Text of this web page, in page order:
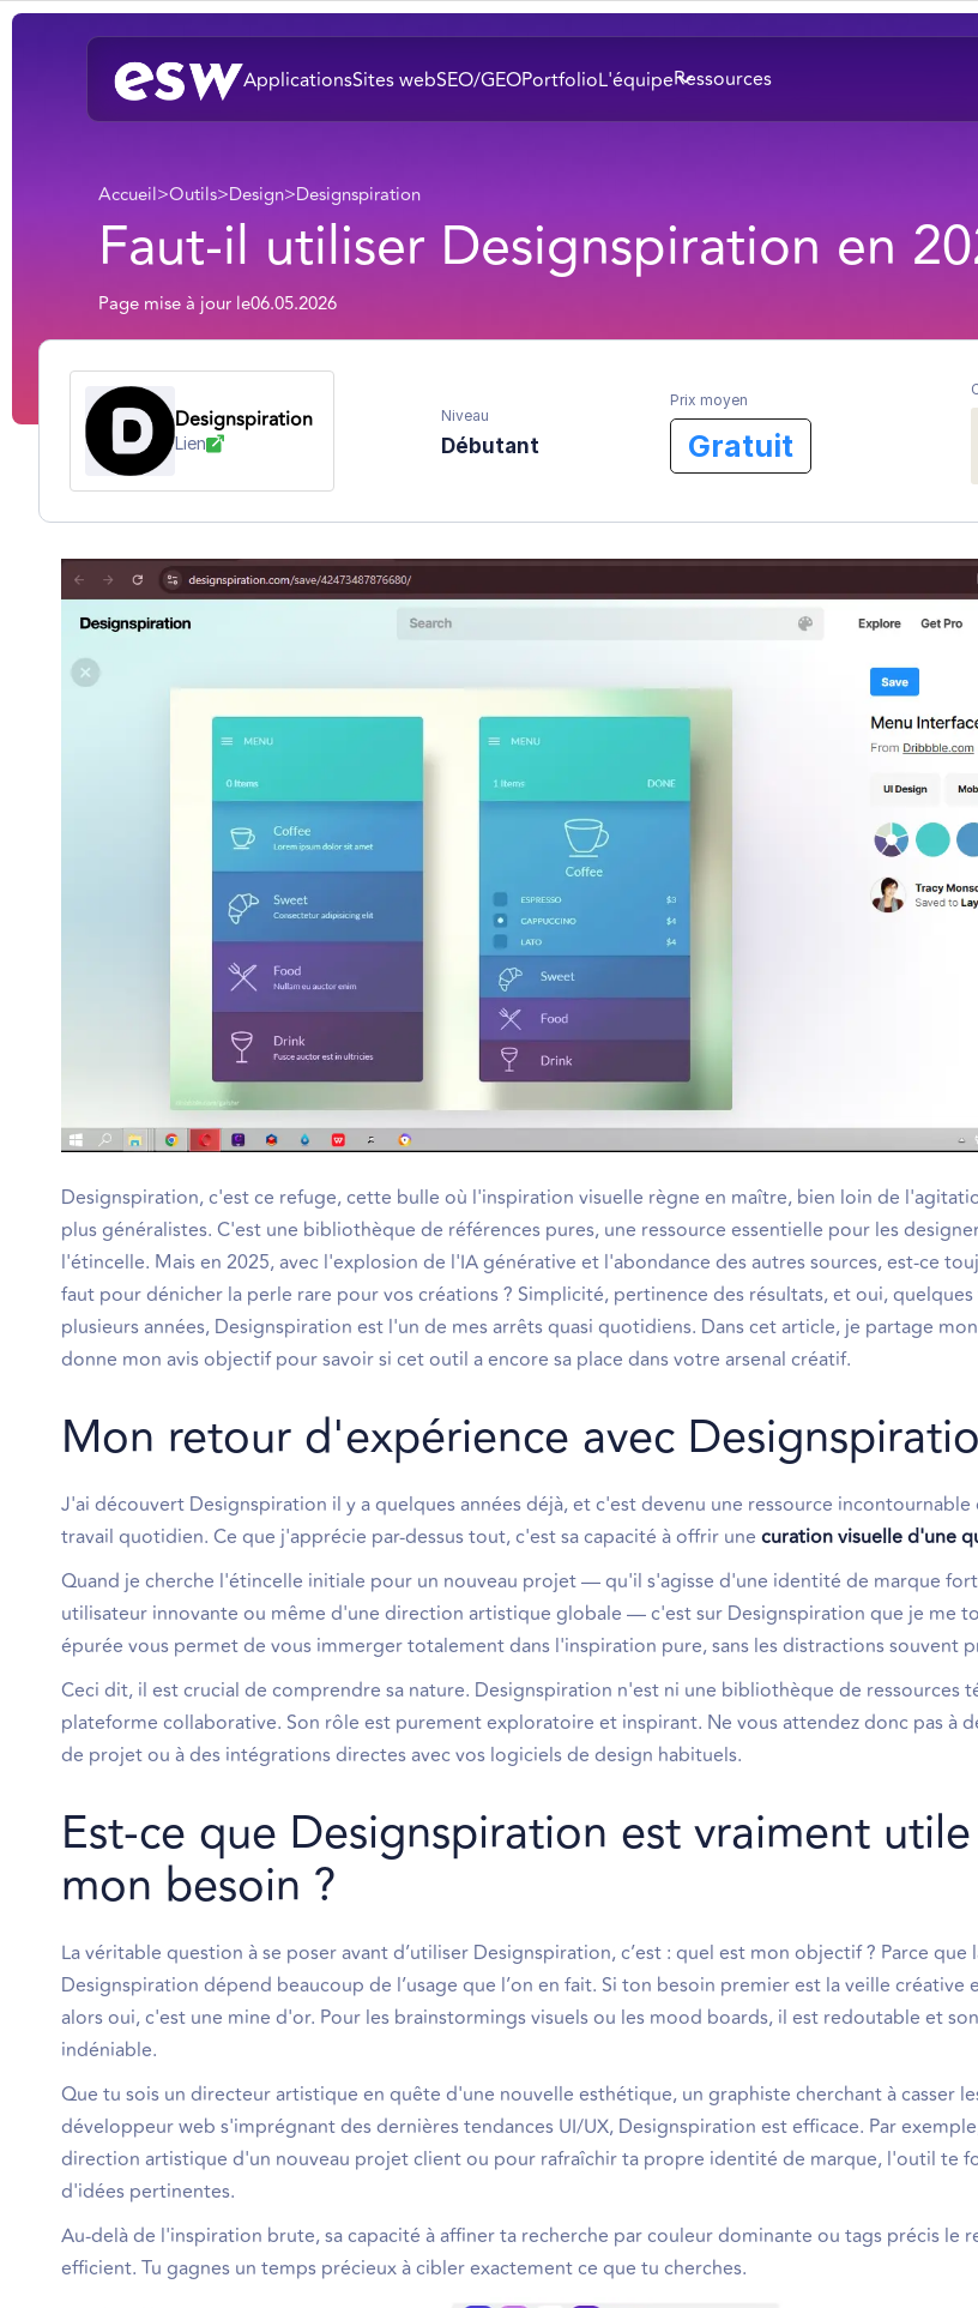
ApplicationsSites webSEO/GEOPortfolioL'équipeRessources
Accueil>Outils>Design>Designspiration
Faut-il utiliser Designspiration en
Page mise à jour le06.05.2026
Designspiration
Lien
Niveau
Débutant
Prix moyen
Gratuit
Designspiration, c'est ce refuge, cette bulle où l'inspiration visuelle règne en maître, bien loin de
plus généralistes. C'est une bibliothèque de références pures, une ressource essentielle pour les
l'étincelle. Mais en 2025, avec l'explosion de l'IA générative et l'abondance des autres sources, est-ce
faut pour dénicher la perle rare pour vos créations ? Simplicité, pertinence des résultats, et oui,
plusieurs années, Designspiration est l'un de mes arrêts quasi quotidiens. Dans cet article, je partage
donne mon avis objectif pour savoir si cet outil a encore sa place dans votre arsenal créatif.
Mon retour d'expérience avec
J'ai découvert Designspiration il y a quelques années déjà, et c'est devenu une ressource incontournable
travail quotidien. Ce que j'apprécie par-dessus tout, c'est sa capacité à offrir unecuration visuelle d'une
Quand je cherche l'étincelle initiale pour un nouveau projet — qu'il s'agisse d'une identité de marque
utilisateur innovante ou même d'une direction artistique globale — c'est sur Designspiration que je me
épurée vous permet de vous immerger totalement dans l'inspiration pure, sans les distractions souvent
Ceci dit, il est crucial de comprendre sa nature. Designspiration n'est ni une bibliothèque de ressources
plateforme collaborative. Son rôle est purement exploratoire et inspirant. Ne vous attendez donc pas à
de projet ou à des intégrations directes avec vos logiciels de design habituels.
Est-ce que Designspiration est vraiment
mon besoin ?
La véritable question à se poser avant d’utiliser Designspiration, c’est : quel est mon objectif ? Parce que
Designspiration dépend beaucoup de l’usage que l’on en fait. Si ton besoin premier est la veille
alors oui, c'est une mine d'or. Pour les brainstormings visuels ou les mood boards, il est redoutable et
indéniable.
Que tu sois un directeur artistique en quête d'une nouvelle esthétique, un graphiste cherchant à casser
développeur web s'imprégnant des dernières tendances UI/UX, Designspiration est efficace. Par
direction artistique d'un nouveau projet client ou pour rafraîchir ta propre identité de marque, l'outil te
d'idées pertinentes.
Au-delà de l'inspiration brute, sa capacité à affiner ta recherche par couleur dominante ou tags précis le
efficient. Tu gagnes un temps précieux à cibler exactement ce que tu cherches.